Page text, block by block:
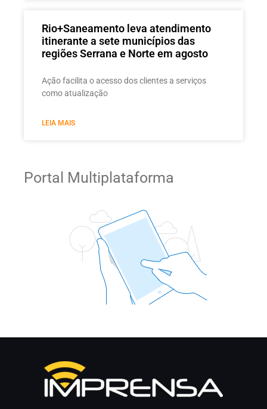
Rio+Saneamento leva atendimento
itinerante a sete municípios das
regiões Serrana e Norte em agosto
Ação facilita o acesso dos clientes a serviços
como atualização
LEIA MAIS
Portal Multiplataforma